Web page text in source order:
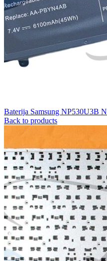
Baterija Samsung NP530U3B
Back to products